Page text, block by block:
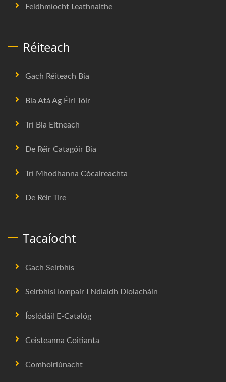
Feidhmíocht Leathnaithe
Réiteach
Gach Réiteach Bia
Bia Atá Ag Éirí Tóir
Trí Bia Eitneach
De Réir Catagóir Bia
Trí Mhodhanna Cócaireachta
De Réir Tíre
Tacaíocht
Gach Seirbhís
Seirbhísí Iompair I Ndiaidh Díolacháin
Íoslódáil E-Catalóg
Ceisteanna Coitianta
Comhoiriúnacht